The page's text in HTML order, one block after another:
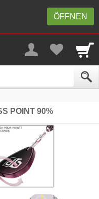
ÖFFNEN
POINT 90%